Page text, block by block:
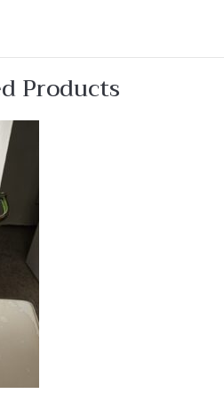
Products